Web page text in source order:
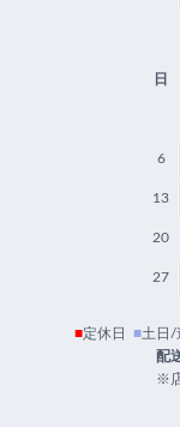
日
6
13
20
27
■定休日 ■土日/
配
※